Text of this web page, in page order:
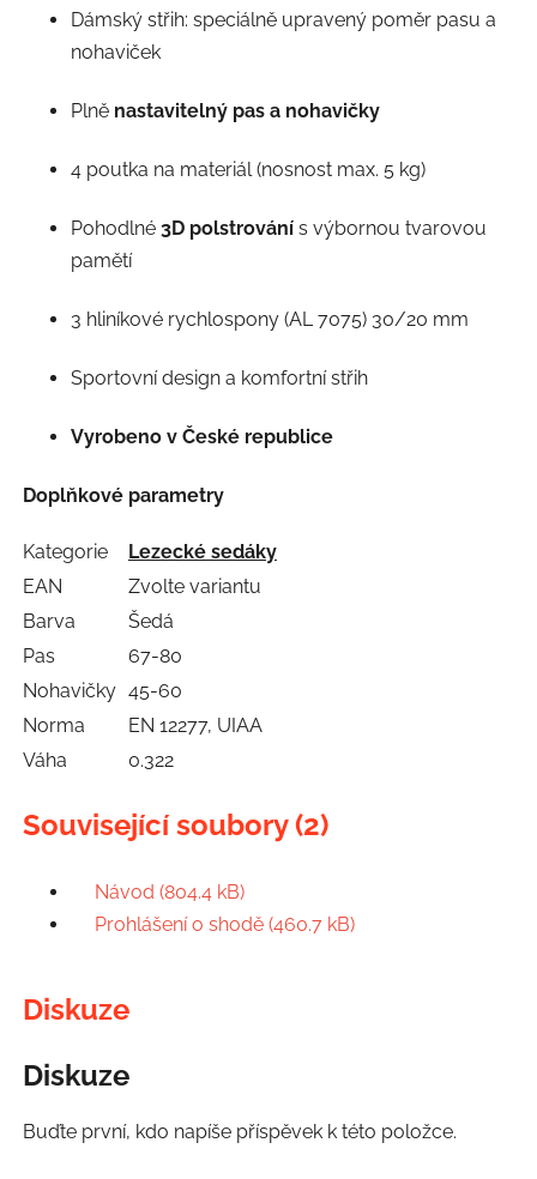
Dámský střih: speciálně upravený poměr pasu a
nohaviček
Plně nastavitelný pas a nohavičky
4 poutka na materiál (nosnost max. 5 kg)
Pohodlné 3D polstrovánís výbornou tvarovou
pamětí
3 hliníkové rychlospony (AL 7075) 30/20 mm
Sportovní design a komfortní střih
Vyrobeno v České republice
Doplňkové parametry
Kategorie
Lezecké sedáky
EAN
Zvolte variantu
Barva
Šedá
Pas
67-80
Nohavičky 45-60
Norma
EN 12277, UIAA
Váha
0.322
Související soubory (2)
Návod (804.4 kB)
Prohlášení o shodě (460.7 kB)
Diskuze
Diskuze
Buďte první, kdo napíše příspěvek k této položce.